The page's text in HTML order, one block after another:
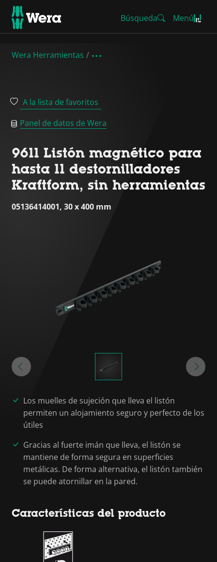
Búsqueda Menú
Wera Herramientas
A la lista de favoritos
Panel de datos de Wera
9611 Listón magnético para
hasta 11 destornilladores
Kraftform, sin herramientas
05136414001, 30 x 400 mm
Los muelles de sujeción que lleva el listón
permiten un alojamiento seguro y perfecto de los
útiles
Gracias al fuerte imán que lleva, el listón se
mantiene de forma segura en superficies
metálicas. De forma alternativa, el listón también
se puede atornillar en la pared.
Características del producto